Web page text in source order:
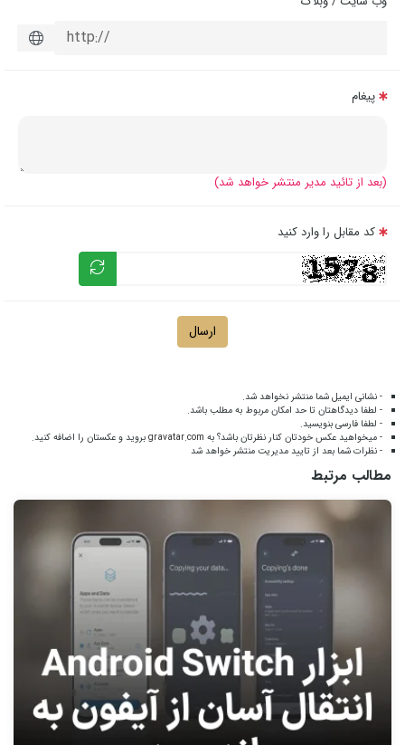
پیغام
(بعد از تائید مدیر منتشر خواهد شد)
کد مقابل را وارد کنید
ارسال
- نشانی ایمیل شما منتشر نخواهد شد.
- لطفا دیدگاهتان تا حد امکان مربوط به مطلب باشد.
- لطفا فارسی بنویسید.
- میخواهید عکس خودتان کنار نظرتان باشد؟ به gravatar.com بروید و عکستان را اضافه کنید.
- نظرات شما بعد از تایید مدیریت منتشر خواهد شد
مطالب مرتبط